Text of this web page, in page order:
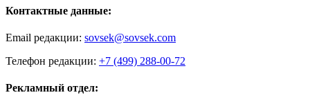
Контактные данные:
Email редакции: sovsek@sovsek.com
Телефон редакции: +7 (499) 288-00-72
Рекламный отдел: